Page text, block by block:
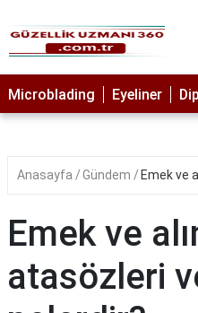
MAKYAJ
MİCROBLADİNG
LAZER
PROTEZ
PEELİNG
Microblading Eyeliner
Anasayfa Gündem Emek ve
Emek ve
atasözleri